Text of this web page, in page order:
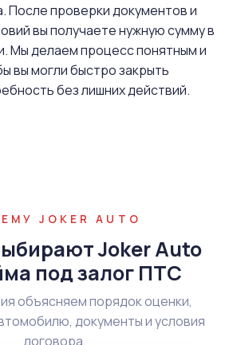
После проверки документов и
вы получаете нужную сумму в
Мы делаем процесс понятным и
вы могли быстро закрыть
без лишних действий.
JOKER AUTO
Joker Auto
под залог ПТС
объясняем порядок оценки,
документы и условия
договора.